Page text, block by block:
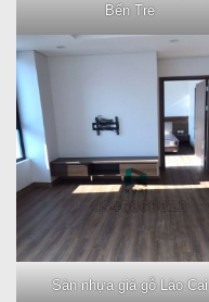
Bến Tre
Sàn nhựa giả gỗ Lào Cai